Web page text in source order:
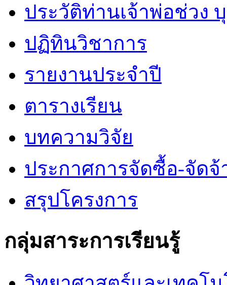
ประวัติท่านเจ้าพ่อช่วง
ปฏิทินวิชาการ
รายงานประจำปี
ตารางเรียน
บทความวิจัย
ประกาศการจัดซื้อ-จัดจ้
สรุปโครงการ
กลุ่มสาระการเรียนรู้